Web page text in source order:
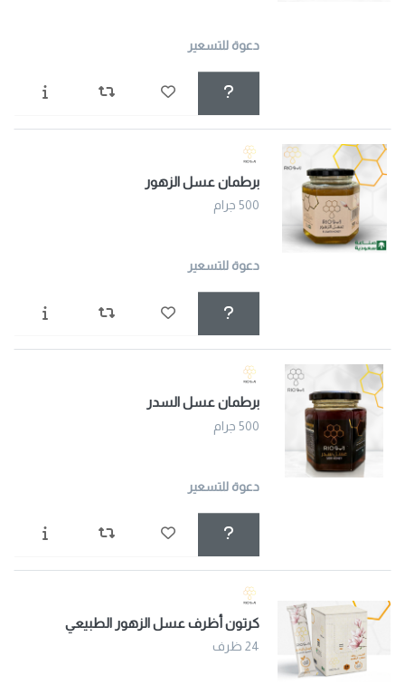
دعوة للتسعير
برطمان عسل الزهور
500 جرام
دعوة للتسعير
برطمان عسل السدر
500 جرام
دعوة للتسعير
كرتون أظرف عسل الزهور الطبيعي
24 ظرف